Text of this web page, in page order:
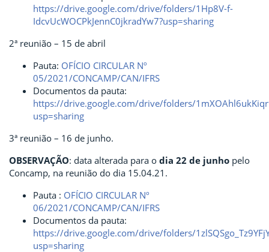
https://drive.google.com/drive/folders/1Hp8V-f-
IdcvUcWOCPkJennC0jkradYw7?usp=sharing
2ª reunião – 15 de abril
Pauta: OFÍCIO CIRCULAR Nº
05/2021/CONCAMP/CAN/IFRS
Documentos da pauta:
https://drive.google.com/drive/folders/
usp=sharing
3ª reunião – 16 de junho.
OBSERVAÇÃO: data alterada para o dia 22 de junho pelo
Concamp, na reunião do dia 15.04.21.
Pauta : OFÍCIO CIRCULAR Nº
06/2021/CONCAMP/CAN/IFRS
Documentos da pauta:
https://drive.google.com/drive/folders/
usp=sharing